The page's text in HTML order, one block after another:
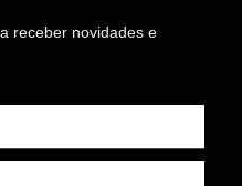
receber novidades e